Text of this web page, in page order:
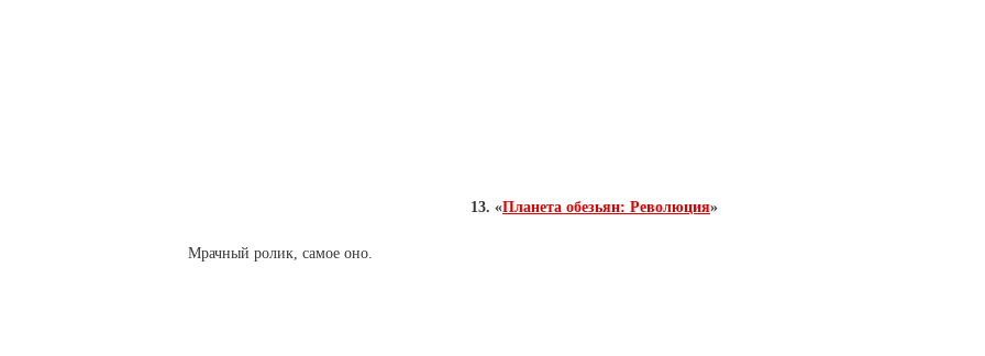
13. «Планета обезьян: Революция»
Мрачный ролик, самое оно.